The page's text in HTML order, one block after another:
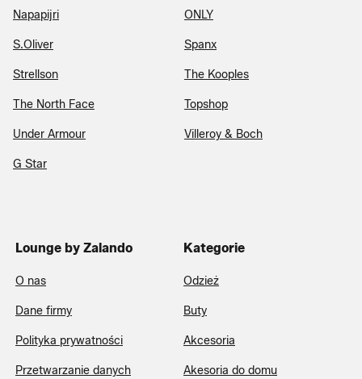
Napapijri ONLY
S.Oliver Spanx
Strellson The Kooples
The North Face Topshop
Under Armour Villeroy & Boch
G Star
Lounge by Zalando
O nas
Dane firmy
Polityka prywatności
Przetwarzanie danych
Kategorie
Odzież
Buty
Akcesoria
Akesoria do domu